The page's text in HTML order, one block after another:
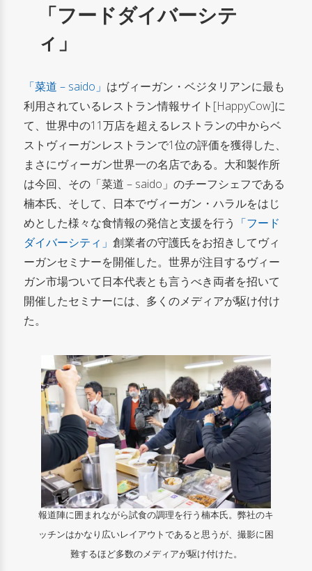
「フードダイバーシテ
ィ」
「菜道 – saido」 はヴィーガン・ベジタリアンに最も
利用されているレストラン情報サイト[HappyCow]に
て、世界中の11万店を超えるレストランの中からベ
ストヴィーガンレストランで1位の評価を獲得した、
まさにヴィーガン世界一の名店である。大和製作所
は今回、その「菜道 – saido」のチーフシェフである
楠本氏、そして、日本でヴィーガン・ハラルをはじ
めとした様々な食情報の発信と支援を行う 「フード
ダイバーシティ」 創業者の守護氏をお招きしてヴィ
ーガンセミナーを開催した。世界が注目するヴィー
ガン市場ついて日本代表とも言うべき両者を招いて
開催したセミナーには、多くのメディアが駆け付け
た。
報道陣に囲まれながら試食の調理を行う楠本氏。弊社のキ
ッチンはかなり広いレイアウトであると思うが、撮影に困
難するほど多数のメディアが駆け付けた。